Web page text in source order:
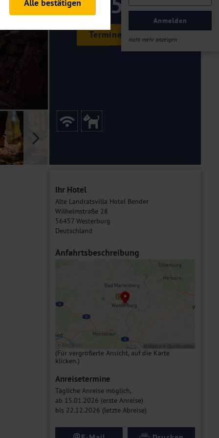
Anmelden
nicht mehr anzeigen
Termine & Preise
Ihr Hotel
Alte Landratsvilla Hotel Bender
Wilhelmstraße 28
56457 Westerburg
Deutschland
Anfahrtsbeschreibung
(Für vergrößerte Ansicht, auf die Karte
klicken.)
Anreisetermine
Tägliche Anreise möglich,
ab 15.01.2026 (erste Anreise)
bis 22.12.2026 (letzte Abreise)
@
und Analysen. Mithilfe
Auftritts ermitteln und
es zu einer Drittlands
Daten finden Sie in unseren
Alle bestätigen